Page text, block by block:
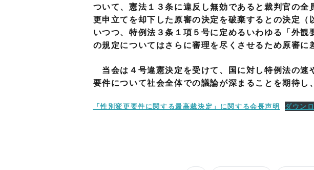
ついて、憲法１３条に違反し無効であると裁判官の
更申立てを却下した原審の決定を破棄するとの決定
いつつ、特例法３条１項５号に定めるいわゆる「外観
の規定についてはさらに審理を尽くさせるため原審に
当会は４号違憲決定を受けて、国に対し特例法の速
要件について社会全体での議論が深まることを期待し
「性別変更要件に関する最高裁決定」に関する会長声明 ダウン